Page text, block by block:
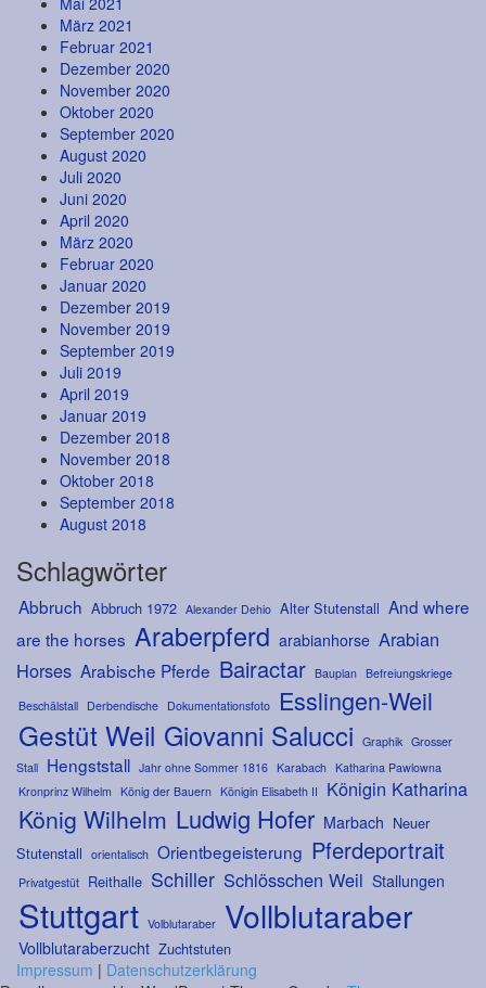
März 2021
Februar 2021
Dezember 2020
November 2020
Oktober 2020
September 2020
August 2020
Juli 2020
Juni 2020
April 2020
März 2020
Februar 2020
Januar 2020
Dezember 2019
November 2019
September 2019
Juli 2019
April 2019
Januar 2019
Dezember 2018
November 2018
Oktober 2018
September 2018
August 2018
Schlagwörter
Abbruch Abbruch 1972 Alexander Dehio Alter Stutenstall And where
are the horses Araberpferd arabianhorse Arabian
Horses Arabische Pferde Bairactar Bauplan Befreiungskriege
Beschälstall Derbendische Dokumentationsfoto Esslingen-Weil
Gestüt Weil Giovanni Salucci Graphik Grosser
Stall Hengststall Jahr ohne Sommer 1816 Karabach Katharina Pawlowna
Kronprinz Wilhelm König der Bauern Königin Elisabeth II Königin Katharina
König Wilhelm Ludwig Hofer Marbach Neuer
Stutenstall orientalisch Orientbegeisterung Pferdeportrait
Privatgestüt Reithalle Schiller Schlösschen Weil Stallungen
Stuttgart Volblutaraber Vollblutaraber
Vollblutaraberzucht Zuchtstuten
Impressum | Datenschutzerklärung